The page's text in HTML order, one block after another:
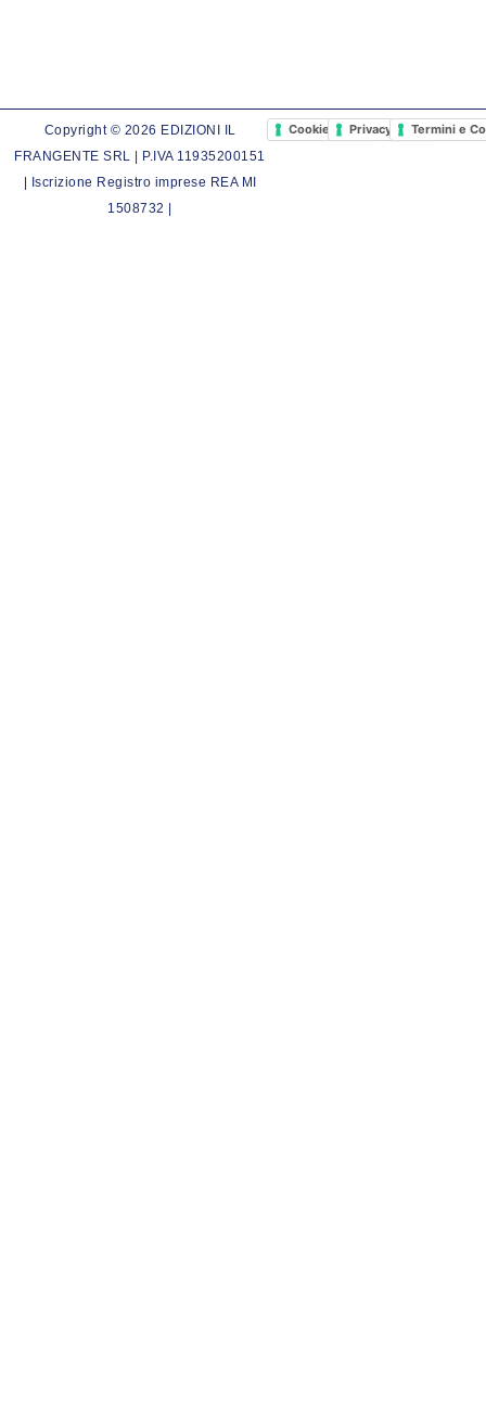
Copyright © 2026 EDIZIONI IL
FRANGENTE SRL | P.IVA 11935200151
| Iscrizione Registro imprese REA MI
1508732 |
Cookie PolicyPrivacy PolicyTermini e